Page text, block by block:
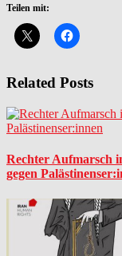
Teilen mit:
Related Posts
Rechter Aufmarsch
gegen